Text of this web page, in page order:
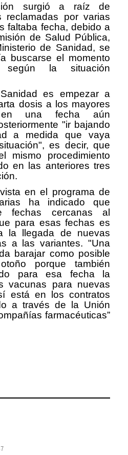
surgió a raíz de
reclamadas por varias
faltaba fecha, debido a
de Salud Pública,
de Sanidad, se
buscarse el momento
según la situación
es empezar a
dosis a los mayores
una fecha aún
"ir bajando
a medida que vaya
es decir, que
mismo procedimiento
en las anteriores tres
en el programa de
ha indicado que
fechas cercanas al
para esas fechas es
la llegada de nuevas
a las variantes. "Una
barajar como posible
porque también
para esa fecha la
vacunas para nuevas
está en los contratos
a través de la Unión
farmacéuticas”